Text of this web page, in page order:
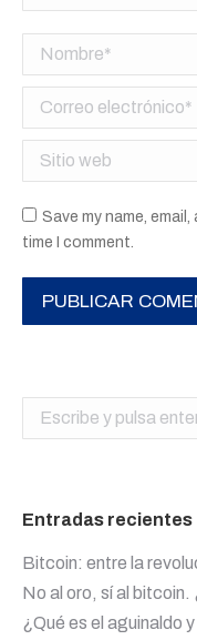
Nombre *
Correo electrónico *
Sitio web
Save my name,
time I comment.
PUBLICAR
Buscar:
Entradas recientes
Bitcoin: entre la
No al oro, sí al
¿Qué es el aguinaldo